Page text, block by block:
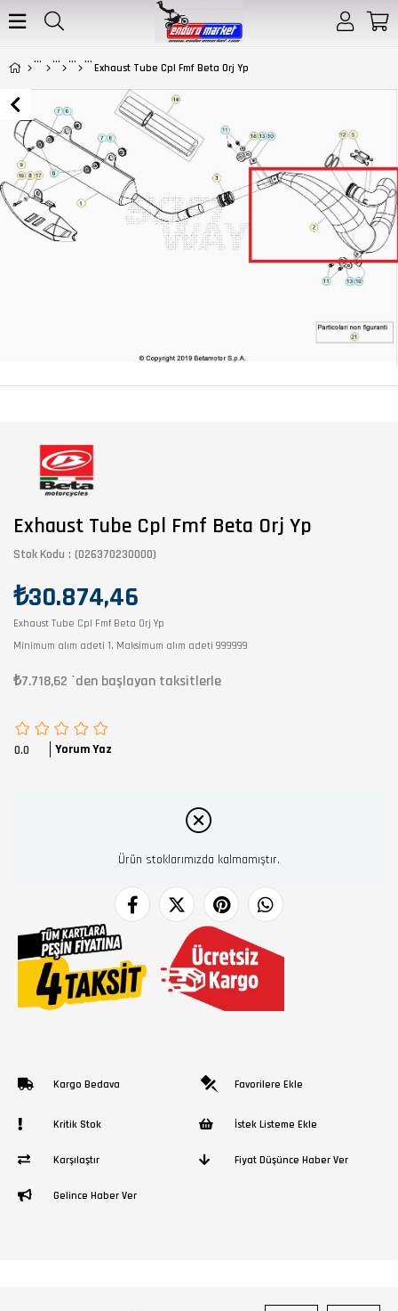
Exhaust Tube Cpl Fmf Beta Orj Yp
Exhaust Tube Cpl Fmf Beta Orj Yp
Stok Kodu (026370230000)
₺30.874,46
Exhaust Tube Cpl Fmf Beta Orj Yp
Minimum alım adeti 1, Maksimum alım adeti 999999
₺7.718,62 `den başlayan taksitlerle
0.0 Yorum Yaz
Ürün stoklarımızda kalmamıştır.
Kargo Bedava Favorilere Ekle
Kritik Stok İstek Listeme Ekle
Karşılaştır Fiyat Düşünce Haber Ver
Gelince Haber Ver